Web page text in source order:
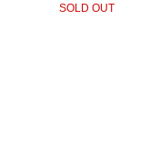
SOLD OUT